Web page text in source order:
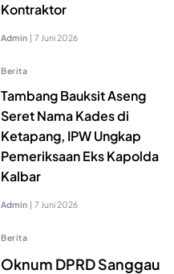
Kontraktor
Admin | 7 Juni 2026
Berita
Tambang Bauksit Aseng
Seret Nama Kades di
Ketapang, IPW Ungkap
Pemeriksaan Eks Kapolda
Kalbar
Admin | 7 Juni 2026
Berita
Oknum DPRD Sanggau